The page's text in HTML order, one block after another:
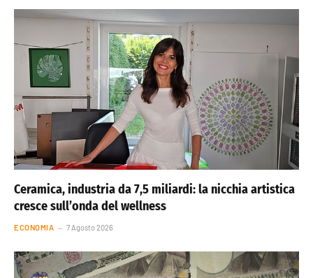
Ceramica, industria da 7,5 miliardi: la nicchia artistica
cresce sull’onda del wellness
ECONOMIA 7 Agosto 2026